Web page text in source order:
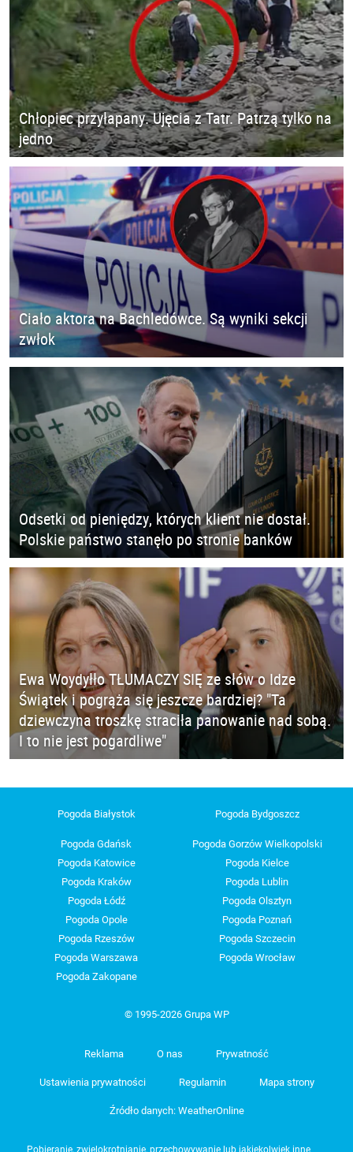
Chłopiec przyłapany. Ujęcia z Tatr. Patrzą tylko na
jedno
Ciało aktora na Bachledówce. Są wyniki sekcji
zwłok
Odsetki od pieniędzy, których klient nie dostał.
Polskie państwo stanęło po stronie banków
Ewa Woydyłło TŁUMACZY SIĘ ze słów o Idze
Świątek i pogrąża się jeszcze bardziej? "Ta
dziewczyna troszkę straciła panowanie nad sobą.
I to nie jest pogardliwe"
Pogoda Białystok Pogoda Bydgoszcz
Pogoda Gdańsk
Pogoda Gorzów Wielkopolski
Pogoda Katowice
Pogoda Kielce
Pogoda Kraków
Pogoda Lublin
Pogoda Łódź
Pogoda Olsztyn
Pogoda Opole
Pogoda Poznań
Pogoda Rzeszów
Pogoda Szczecin
Pogoda Warszawa
Pogoda Wrocław
Pogoda Zakopane
© 1995-2026 Grupa WP
Reklama O nas Prywatność
Ustawienia prywatności Regulamin Mapa strony
Źródło danych: WeatherOnline
Pobieranie, zwielokrotnianie, przechowywanie lub jakiekolwiek inne